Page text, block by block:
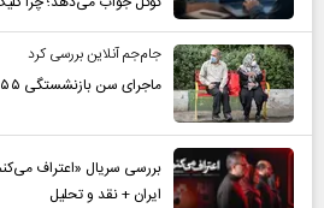
جام‌جم آنلاین بررسی کرد
ماجرای سن بازنشستگی ۵۵ و ۶۲ ساله چیست؟
بررسی سریال «اعتراف
ایران + نقد و تحلیل